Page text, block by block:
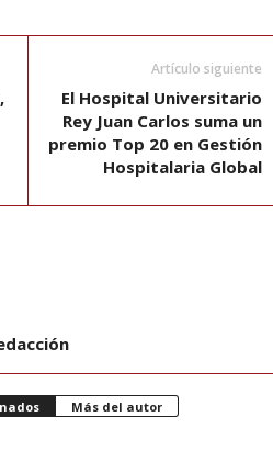
Artículo siguiente
El Hospital Universitario
Rey Juan Carlos suma un
premio Top 20 en Gestión
Hospitalaria Global
Más del autor